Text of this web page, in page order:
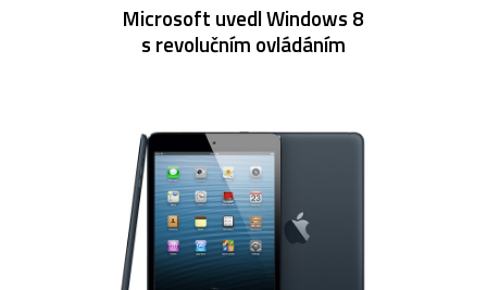
Microsoft uvedl Windows 8
s revolučním ovládáním